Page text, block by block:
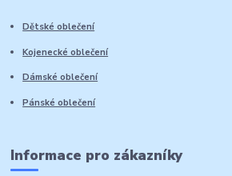
Dětské oblečení
Kojenecké oblečení
Dámské oblečení
Pánské oblečení
Informace pro zákazníky